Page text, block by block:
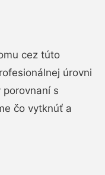
cez túto
úrovni
s
čo vytknúť a